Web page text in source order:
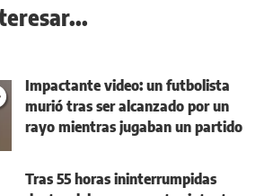
Impactante video: un futbolista
murió tras ser alcanzado por un
rayo mientras jugaban un partido
Tras 55 horas ininterrumpidas